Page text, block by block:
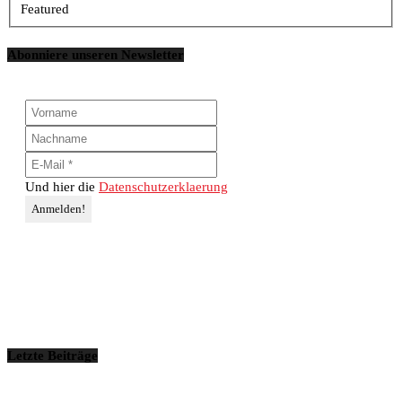
Featured
Abonniere unseren Newsletter
Und hier die Datenschutzerklaerung
Letzte Beiträge